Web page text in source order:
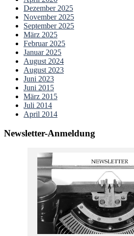
Dezember 2025
November 2025
September 2025
März 2025
Februar 2025
Januar 2025
August 2024
August 2023
Juni 2023
Juni 2015
März 2015
Juli 2014
April 2014
Newsletter-Anmeldung